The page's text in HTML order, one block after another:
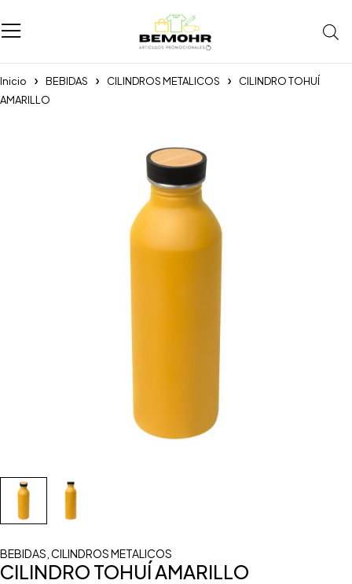
Inicio BEBIDAS CILINDROS METALICOS
CILINDRO TOHUÍ
AMARILLO
BEBIDAS CILINDROS METALICOS
CILINDRO TOHUÍ AMARILLO